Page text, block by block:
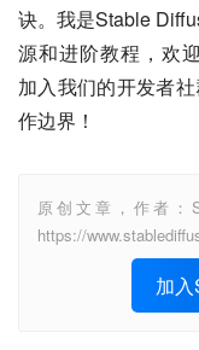
诀。我是Stable
源和进阶教程，欢
加入我们的开发者
作边界！
原创文章，作者：
https://
加